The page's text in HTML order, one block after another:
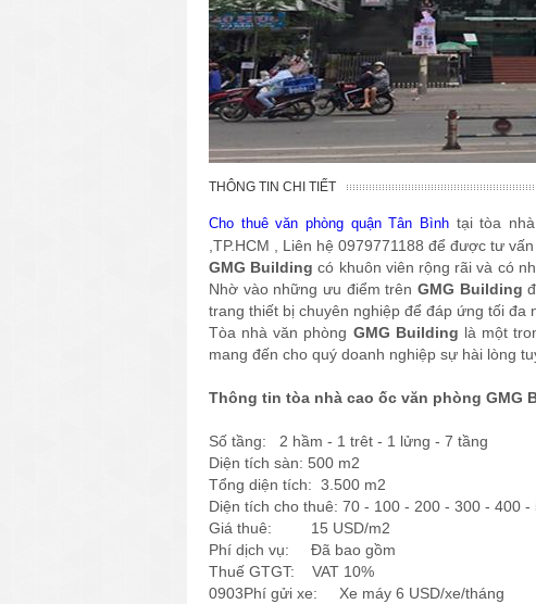
THÔNG TIN CHI TIẾT
Cho thuê văn phòng quận Tân Bình tại tòa nhà
,TP.HCM , Liên hệ 0979771188 để được tư
GMG Building có khuôn viên rộng rãi và có
Nhờ vào những ưu điểm trên GMG Building
trang thiết bị chuyên nghiệp để đáp ứng tối đa
Tòa nhà văn phòng GMG Building là một
mang đến cho quý doanh nghiệp sự hài lòng
Thông tin tòa nhà cao ốc văn phòng GMG
Số tầng: 2 hầm - 1 trêt - 1 lửng - 7 tầng
Diện tích sàn: 500 m2
Tổng diện tích: 3.500 m2
Diện tích cho thuê: 70 - 100 - 200 - 300 - 400 -
Giá thuê: 15 USD/m2
Phí dịch vụ: Đã bao gồm
Thuế GTGT: VAT 10%
0903Phí gửi xe: Xe máy 6 USD/xe/tháng